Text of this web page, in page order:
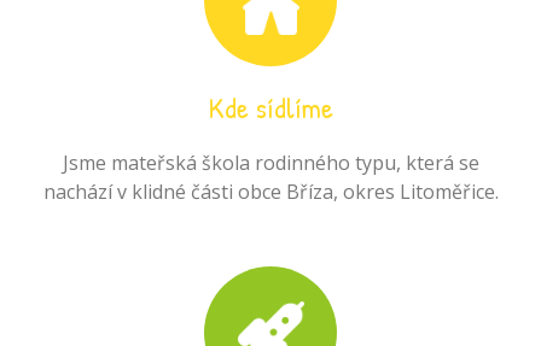
Kde sídlíme
Jsme mateřská škola rodinného typu, která se
nachází v klidné části obce Bříza, okres Litoměřice.